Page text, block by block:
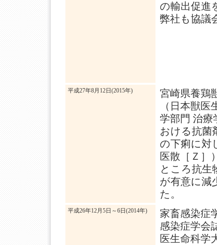
の輸出促進
弊社も協議
平成27年8月12日(2015年)
宮崎県養鶏
（日本獣
学部門 治療
おける抗菌
の下痢に対
医散［Ｚ］
ところ抗生
が有意に減
た。
平成26年12月5日～6日(2014年)
家畜感染症
感染症学会
医生命科学